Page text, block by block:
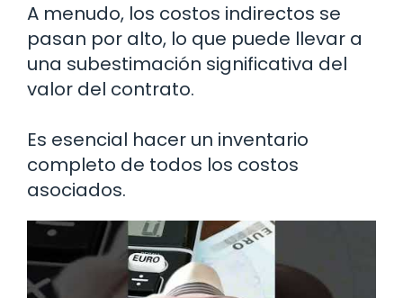
A menudo, los costos indirectos se
pasan por alto, lo que puede llevar a
una subestimación significativa del
valor del contrato.
Es esencial hacer un inventario
completo de todos los costos
asociados.